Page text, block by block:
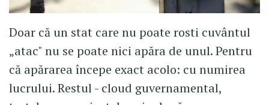
Doar că un stat care nu poate rosti cuvântul
„atac" nu se poate nici apăra de unul. Pentru
că apărarea începe exact acolo: cu numirea
lucrului. Restul - cloud guvernamental,